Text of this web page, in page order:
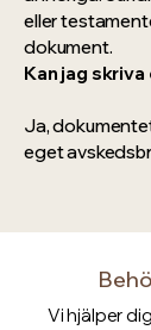
eller
dokument.
Kan jag
Ja,
eget
Vi hjälper